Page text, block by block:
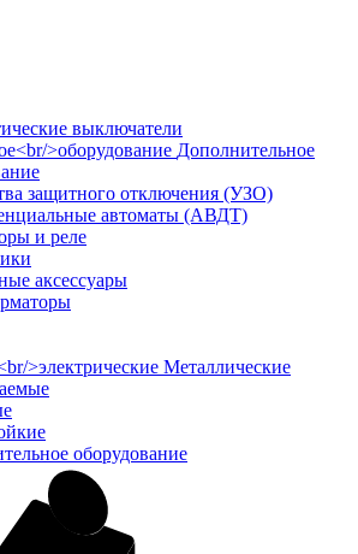
выключатели
Дополнительное
защитного отключения (УЗО)
автоматы (АВДТ)
и реле
аксессуары
Металлические
оборудование